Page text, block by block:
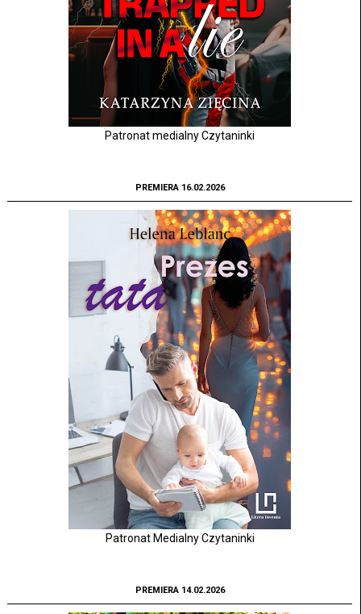
Patronat medialny Czytaninki
PREMIERA 16.02.2026
Patronat Medialny Czytaninki
PREMIERA 14.02.2026